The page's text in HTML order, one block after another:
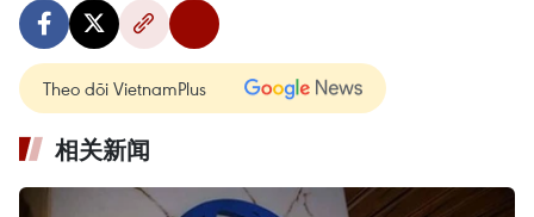
Theo dõi VietnamPlus
相关新闻